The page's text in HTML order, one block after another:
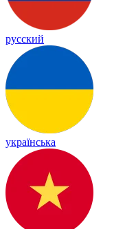
русский
українська